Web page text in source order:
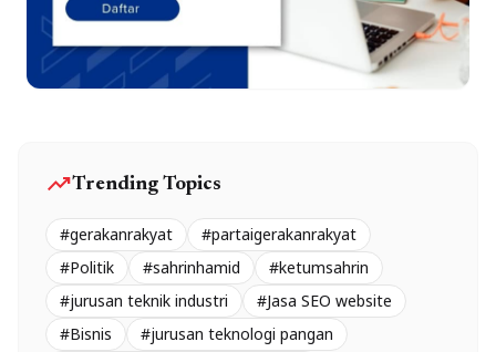
trending_upTrending Topics
#gerakanrakyat
#partaigerakanrakyat
#Politik
#sahrinhamid
#ketumsahrin
#jurusan teknik industri
#Jasa SEO website
#Bisnis
#jurusan teknologi pangan